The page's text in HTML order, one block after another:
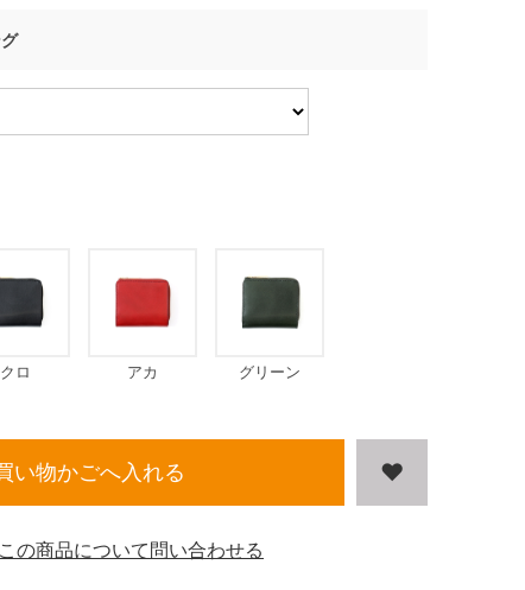
クロ アカ グリーン
い物かごへ入れる
この商品について問い合わせる